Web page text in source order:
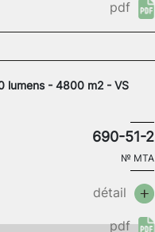
pdf
lumens - 4800 m2 - VS
690-51-2
№ MTA
détail
pdf